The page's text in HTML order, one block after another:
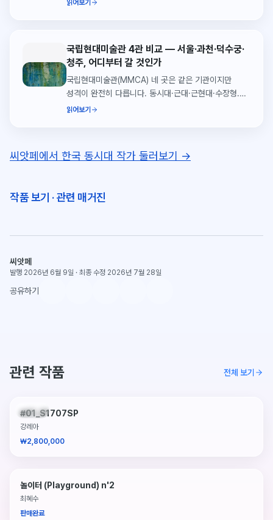
읽어보기
국립현대미술관 4관 비교 — 서울·과천·덕수궁·
청주, 어디부터 갈 것인가
국립현대미술관(MMCA) 네 곳은 같은 기관이지만
성격이 완전히 다릅니다. 동시대·근대·근현대·수장형.
처음 가는 관람객을 위한 4관 비교 가이드.
읽어보기
씨앗페에서 한국 동시대 작가 둘러보기 →
작품 보기 ·관련 매거진
씨앗페
발행 2026년 6월 9일 · 최종 수정 2026년 7월 28일
공유하기
관련 작품 전체 보기
판매중
#01_S1707SP
강레아
₩2,800,000
놀이터 (Playground) n'2
최혜수
판매완료